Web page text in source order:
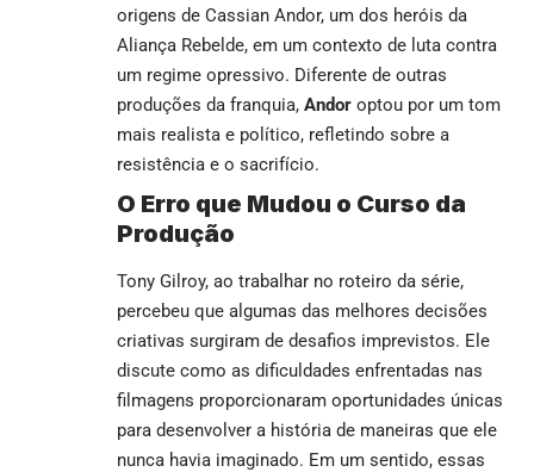
origens de Cassian Andor, um dos heróis da
Aliança Rebelde, em um contexto de luta contra
um regime opressivo. Diferente de outras
produções da franquia, Andor optou por um tom
mais realista e político, refletindo sobre a
resistência e o sacrifício.
O Erro que Mudou o Curso da
Produção
Tony Gilroy, ao trabalhar no roteiro da série,
percebeu que algumas das melhores decisões
criativas surgiram de desafios imprevistos. Ele
discute como as dificuldades enfrentadas nas
filmagens proporcionaram oportunidades únicas
para desenvolver a história de maneiras que ele
nunca havia imaginado. Em um sentido, essas